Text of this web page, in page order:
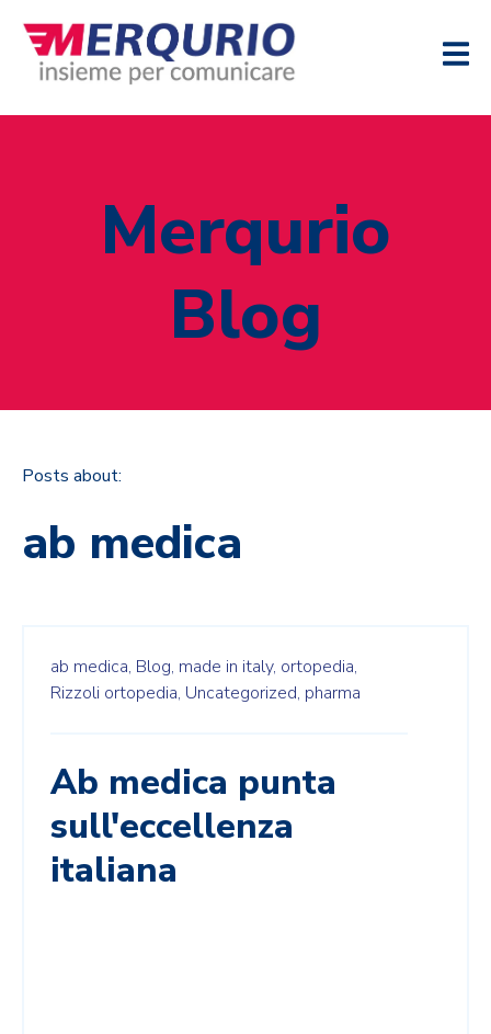
Merqurio
Blog
Posts about:
ab medica
ab medica, Blog, made in italy, ortopedia,
Rizzoli ortopedia, Uncategorized, pharma
Ab medica punta
sull'eccellenza
italiana